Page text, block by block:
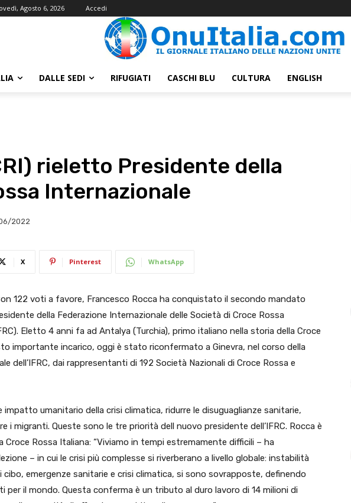
Agosto 6, 2026 Accedi
DALLE SEDI RIFUGIATI CASCHI BLU CULTURA ENGLISH
rieletto Presidente della
Internazionale
2022
X Pinterest WhatsApp
122 voti a favore, Francesco Rocca ha conquistato il secondo mandato
della Federazione Internazionale delle Società di Croce Rossa
Eletto 4 anni fa ad Antalya (Turchia), primo italiano nella storia della Croce
importante incarico, oggi è stato riconfermato a Ginevra, nel corso della
dell’IFRC, dai rappresentanti di 192 Società Nazionali di Croce Rossa e
umanitario della crisi climatica, ridurre le disuguaglianze sanitarie,
i migranti. Queste sono le tre priorità dell nuovo presidente dell’IFRC. Rocca è
Croce Rossa Italiana: “Viviamo in tempi estremamente difficili – ha
– in cui le crisi più complesse si riverberano a livello globale: instabilità
cibo, emergenze sanitarie e crisi climatica, si sono sovrapposte, definendo
per il mondo. Questa conferma è un tributo al duro lavoro di 14 milioni di